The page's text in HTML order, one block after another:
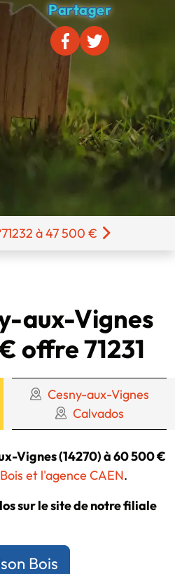
Partager
à 47 500 €
aux-Vignes
offre 71231
Cesny-aux-Vignes
Calvados
Vignes (14270) à 60 500 €
et l'agence CAEN.
sur le site de notre filiale
Bois